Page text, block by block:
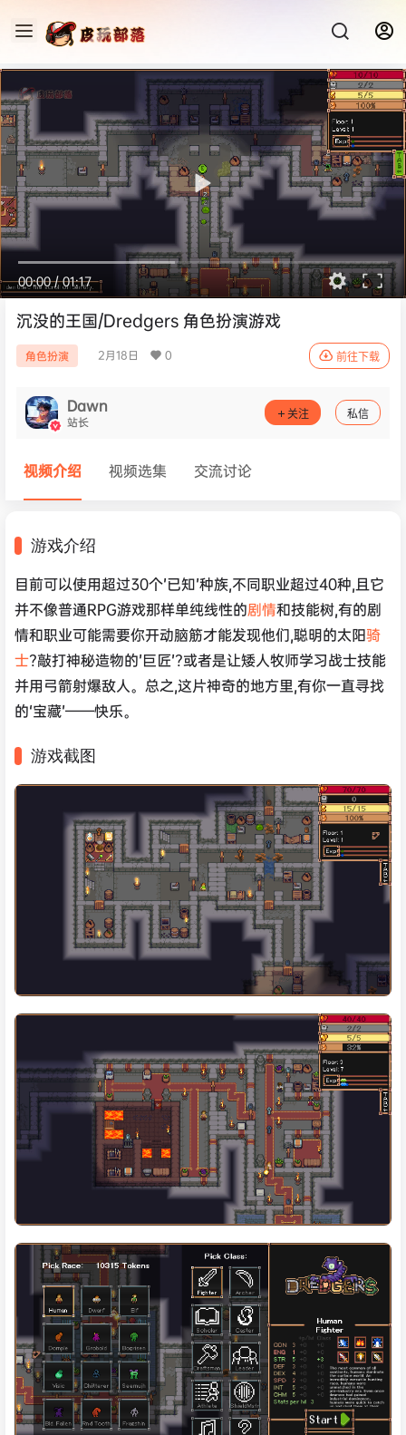
00:00/01:17
沉没的王国/Dredgers 角色扮演游戏
角色扮演 2月18日 0 前往下载
Dawn
站长 关注 私信
视频介绍 视频选集 交流讨论
游戏介绍
目前可以使用超过30个’已知’种族,不同职业超过40种,且它
并不像普通RPG游戏那样单纯线性的剧情和技能树,有的剧
情和职业可能需要你开动脑筋才能发现他们,聪明的太阳骑
士?敲打神秘造物的’巨匠’?或者是让矮人牧师学习战士技能
并用弓箭射爆敌人。总之,这片神奇的地方里,有你一直寻找
的‘宝藏’——快乐。
游戏截图